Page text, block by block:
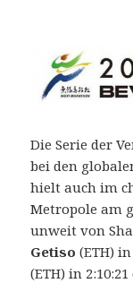
Die Serie der
bei den
hielt auch im
Metropole am
unweit von
Getiso (ETH)
(ETH) in 2:10:21